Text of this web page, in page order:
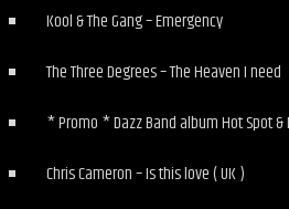
Kool & The Gang – Emergency
The Three Degrees – The Heaven I need
* Promo * Dazz Band album Hot Spot &
Chris Cameron – Is this love ( UK )